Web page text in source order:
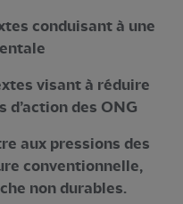
conduisant à une
visant à réduire
d’action des ONG
aux pressions des
conventionnelle,
non durables.